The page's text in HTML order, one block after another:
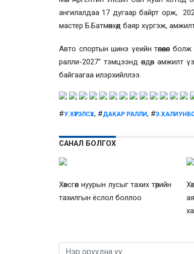
ангилалдаа 17 дугаар байрт орж,
мастер Б.Батмөнхөд баяр хүргэж, амжилт
Авто спортын шинэ үеийн төлөөлөл
ралли-2027” тэмцээнд өндөр амжилт
байгаагаа илэрхийллээ.
#У.ХҮРЭЛСҮХ, #ДАКАР РАЛЛИ, #
САНАЛ БОЛГОХ
Хөвсгөл нуурын лусыг тахих төрийн
тахилгын ёслол боллоо